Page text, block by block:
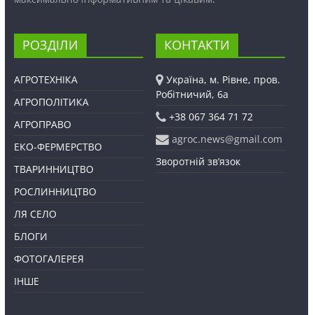
РОЗДІЛИ
АГРОТЕХНІКА
АГРОПОЛІТИКА
АГРОПРАВО
ЕКО-ФЕРМЕРСТВО
ТВАРИННИЦТВО
РОСЛИННИЦТВО
ЛЯ СЕЛО
БЛОГИ
ФОТОГАЛЕРЕЯ
ІНШЕ
КОНТАКТИ
Україна, м. Рівне, пров.
Робітничий, 6а
+38 067 364 71 72
agroc.news@gmail.com
Зворотній зв’язок